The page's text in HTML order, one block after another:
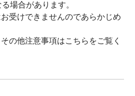
場合があります。
受けできませんのであらかじめ
の他注意事項はこちら をご覧く